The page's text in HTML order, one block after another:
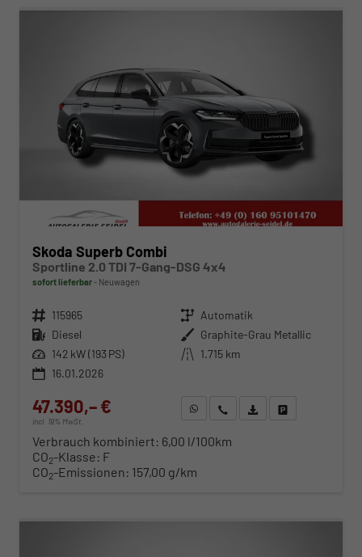
Skoda Superb Combi
Sportline 2.0 TDI 7-Gang-DSG 4x4
sofort lieferbar Neuwagen
Fahrzeugnr. 115965 Getriebe Automatik
Kraftstoff Diesel Außenfarbe Graphite-Grau Metallic
Leistung 142 kW (193 PS) Kilometerstand 1.715 km
16.01.2026
47.390,– €
incl. 19% MwSt.
WhatsApp anfragen
Wir rufen Sie anFahrzeugexposé (PDF)
Verbrauch kombiniert: 6,00 l/100km
CO2-Klasse: F
CO2-Emissionen: 157,00 g/km